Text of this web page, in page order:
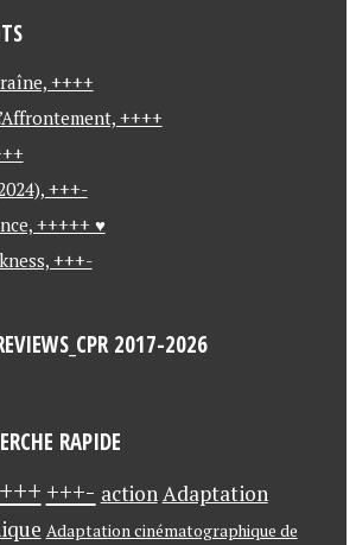
++++
++++
+++-
+++++ ♥
+++-
2017-2026
RAPIDE
+++- actionAdaptation
Adaptation cinématographique de